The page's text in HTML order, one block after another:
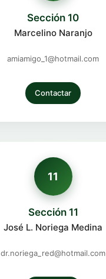
Sección 10
Marcelino Naranjo
amiamigo_1@hotmail.com
Contactar
11
Sección 11
José L. Noriega Medina
dr.noriega_red@hotmail.com